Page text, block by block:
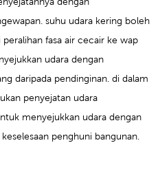
suhu udara kering boleh
fasa air cecair ke wap
udara dengan
daripada pendinginan. di dalam
penyejatan udara
menyejukkan udara dengan
penghuni bangunan.